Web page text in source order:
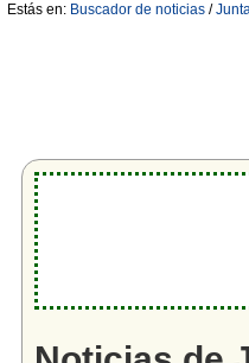
Estás en: Buscador de noticias /